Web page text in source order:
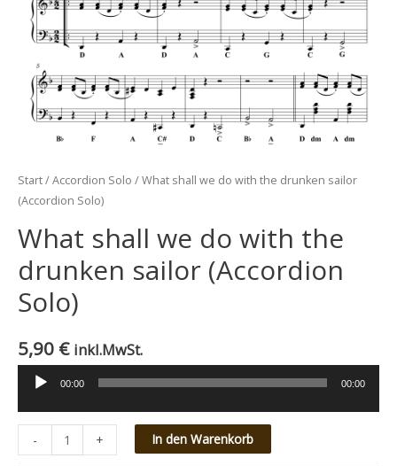
Start/Accordion Solo / What shall we do with the drunken sailor
(Accordion Solo)
What shall we do with the
drunken sailor (Accordion
Solo)
5,90 € inkl.MwSt.
Audio-
Player
00:00 00:00
Quantity
-
shall
Quantity
+ In den Warenkorb